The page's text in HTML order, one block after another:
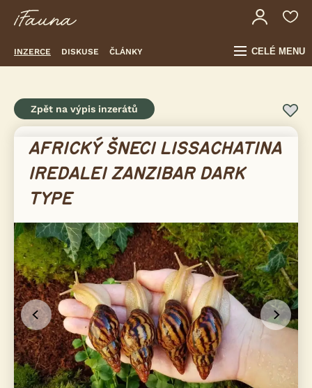
INZERCE DISKUSE ČLÁNKY CELÉ MENU
Zpět na výpis inzerátů
AFRICKÝ ŠNECI LISSACHATINA
IREDALEI ZANZIBAR DARK
TYPE